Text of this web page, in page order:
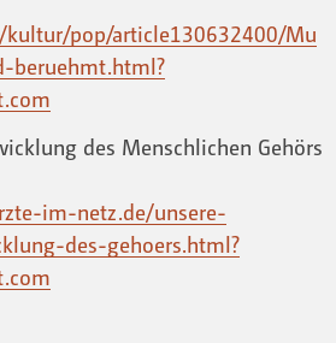
pop/article130632400/Mu
beruehmt.html?
des Menschlichen Gehörs
im-netz.de/unsere-
des-gehoers.html?